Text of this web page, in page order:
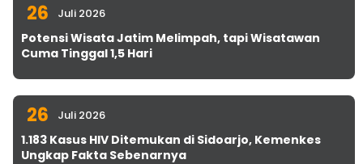
26 Juli 2026
Potensi Wisata Jatim Melimpah, tapi Wisatawan
Cuma Tinggal 1,5 Hari
26 Juli 2026
1.183 Kasus HIV Ditemukan di Sidoarjo, Kemenkes
Ungkap Fakta Sebenarnya